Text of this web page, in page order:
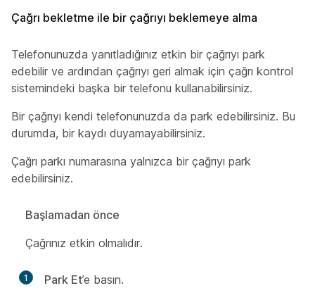
Çağrı bekletme ile bir çağrıyı beklemeye alma
Telefonunuzda yanıtladığınız etkin bir çağrıyı park
edebilir ve ardından çağrıyı geri almak için çağrı kontrol
sistemindeki başka bir telefonu kullanabilirsiniz.
Bir çağrıyı kendi telefonunuzda da park edebilirsiniz. Bu
durumda, bir kaydı duyamayabilirsiniz.
Çağrı parkı numarasına yalnızca bir çağrıyı park
edebilirsiniz.
Başlamadan önce
Çağrınız etkin olmalıdır.
1 Park Et’e basın.